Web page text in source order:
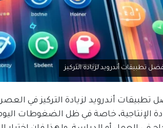
تطبيقات أندرويد لزيادة التركيز
تطبيقات أندرويد لزيادة التركيز في
الإنتاجية، خاصة في ظل الضغوطات